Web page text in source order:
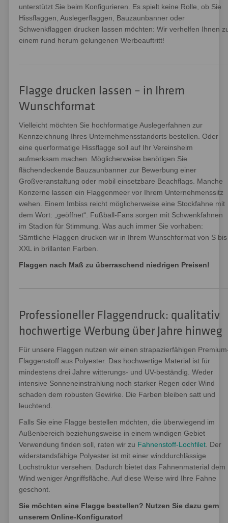
unterstützt Sie beim Konfigurieren. Es spielt keine Rolle, ob Sie
Hissflaggen, Auslegerflaggen, Bauzaunbanner oder
Schwenkflaggen drucken lassen möchten: Wir verhelfen Ihnen
einem rund herum gelungenen Werbeauftritt!
Flagge drucken lassen – in Ihrem
Wunschformat
Vielleicht möchten Sie hochformatige Auslegerfahnen zur
Kennzeichnung Ihres Unternehmensstandorts bestellen. Oder
eine querformatige Hissflagge soll auf Ihr Vereinsheim
aufmerksam machen. Möglicherweise benötigen Sie
flächendeckende Bauzaunbanner zur Bewerbung einer
Großveranstaltung oder mobil einsetzbare Beachflags. Manche
Konzerne lassen ein Flaggenmeer vor Ihrem Unternehmenssitz
wehen. Einem Imbiss reicht möglicherweise eine Stockfahne mit
dem Wort: „geöffnet“. Fußball-Fans sorgen mit Schwenkfahnen
im Stadion für Stimmung. Was auch immer Sie vorhaben:
Sämtliche Flaggen drucken wir in Ihrem Wunschformat von S bis
XXL in brillanten Farben.
Flaggen nach Maß zu überraschend niedrigen Preisen!
Professioneller Flaggendruck: qualitativ
hochwertige Werbung über Jahre hinweg
Für unsere Flaggen nutzen wir einen strapazierfähigen
Flaggenstoff aus Polyester. Das hochwertige Material ist für
mindestens drei Jahre witterungs- und UV-beständig. Weder
intensive Sonneneinstrahlung noch starker Regen oder Wind
schaden dem robusten Gewirke. Die Farben bleiben satt und
leuchtend.
Falls Sie eine Flagge bestellen möchten, die überwiegend im
Außenbereich beziehungsweise in einem windigen Gebiet
Verwendung finden soll, raten wir zu Fahnenstoff-Lochfilet . Der
widerstandsfähige Polyester ist mit einer winddurchlässige
Lochstruktur versehen. Dadurch bietet das Fahnenmaterial dem
Wind weniger Angriffsfläche. Auf diese Weise wird Ihre Fahne
geschont.
Sie möchten eine Flagge bestellen? Nutzen Sie dazu gern
unserem Online-Konfigurator!